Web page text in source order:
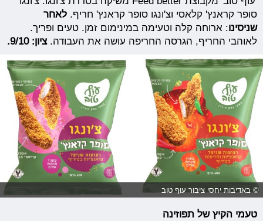
סופר קראנץ' קלאסי וצ'ונגו סופר קראנץ' חריף.לאחר
שניסינו: ארוחה קלה וטעימה במינימום זמן. טעים ופריך.
לאוהבי החריף, הגרסה החריפה עושה את העבודה. ציון: 9/10.
© באדיבות יחסי ציבור עוף טוב
טעמי הקיץ של תפוזינה